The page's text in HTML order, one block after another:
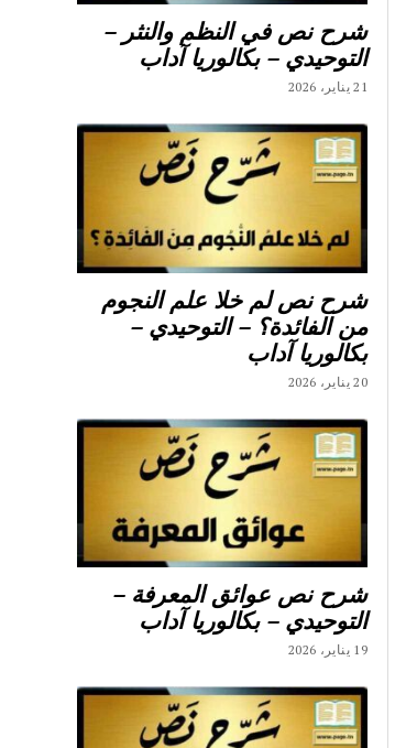
شرح نص في النظم والنثر –
التوحيدي – بكالوريا آداب
21 يناير، 2026
شرح نص لم خلا علم النجوم
من الفائدة؟ – التوحيدي –
بكالوريا آداب
20 يناير، 2026
شرح نص عوائق المعرفة –
التوحيدي – بكالوريا آداب
19 يناير، 2026